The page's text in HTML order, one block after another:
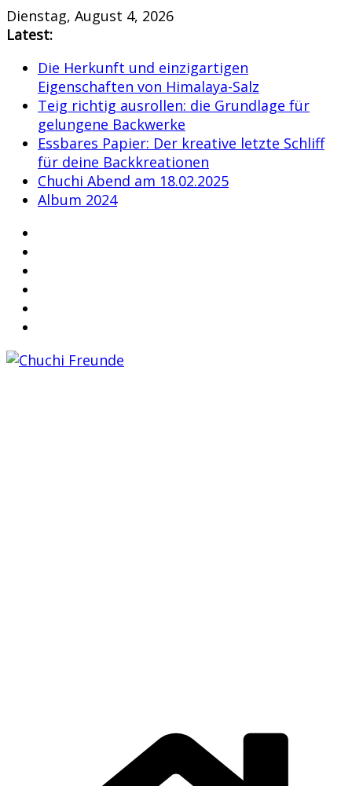
Skip
to
Dienstag, August 4, 2026
Latest:
Die Herkunft und einzigartigen
Eigenschaften von Himalaya-Salz
Teig richtig ausrollen: die Grundlage für
gelungene Backwerke
Essbares Papier: Der kreative letzte Schliff
für deine Backkreationen
Chuchi Abend am 18.02.2025
Album 2024